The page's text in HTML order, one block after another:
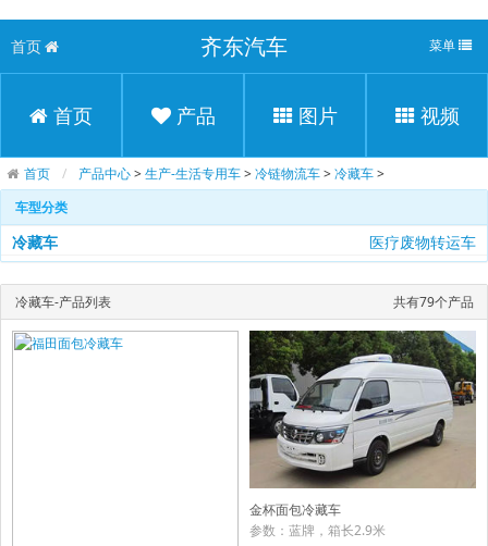
首页 齐东汽车 菜单
首页 产品 图片 视频
首页 产品中心>生产-生活专用车>冷链物流车>冷藏车>
车型分类
冷藏车 医疗废物转运车
冷藏车-产品列表 共有79个产品
金杯面包冷藏车
参数：蓝牌，箱长2.9米